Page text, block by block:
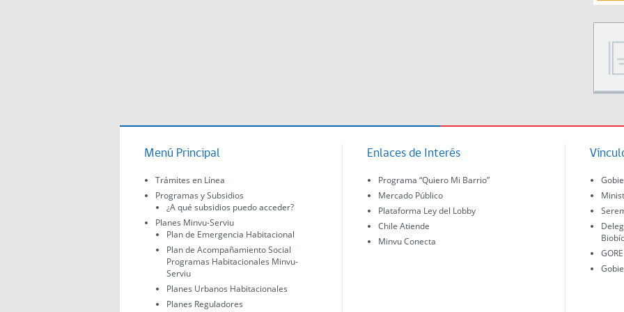
Menú Principal
Trámites en Línea
Programas y Subsidios
¿A qué subsidios puedo acceder?
Planes Minvu-Serviu
Plan de Emergencia Habitacional
Plan de Acompañamiento Social
Programas Habitacionales Minvu-
Serviu
Planes Urbanos Habitacionales
Planes Reguladores
Enlaces de Interés
Programa “Quiero Mi Barrio”
Mercado Público
Plataforma Ley del Lobby
Chile Atiende
Minvu Conecta